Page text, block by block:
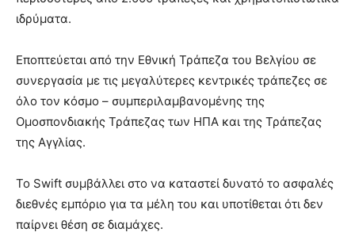
ιδρύματα.
Εποπτεύεται από την Εθνική Τράπεζα του Βελγίου σε
συνεργασία με τις μεγαλύτερες κεντρικές τράπεζες σε
όλο τον κόσμο – συμπεριλαμβανομένης της
Ομοσπονδιακής Τράπεζας των ΗΠΑ και της Τράπεζας
της Αγγλίας.
Το Swift συμβάλλει στο να καταστεί δυνατό το ασφαλές
διεθνές εμπόριο για τα μέλη του και υποτίθεται ότι δεν
παίρνει θέση σε διαμάχες.